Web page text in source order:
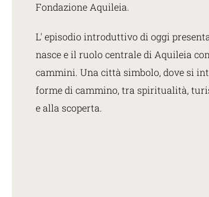
Fondazione Aquileia.
L' episodio introduttivo di oggi
nasce e il ruolo centrale di Aquileia
cammini. Una città simbolo, dove si
forme di cammino, tra spiritualità,
e alla scoperta.